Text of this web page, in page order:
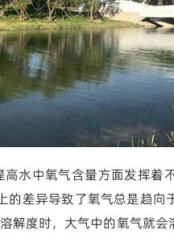
水中氧气含量方面发挥着
的差异导致了氧气总是趋
解度时，大气中的氧气就